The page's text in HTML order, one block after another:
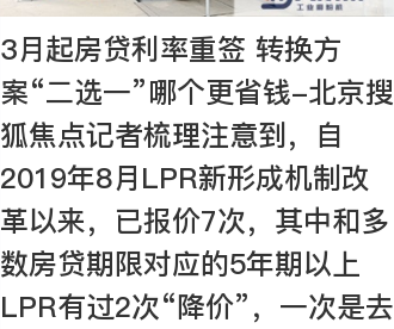
3月起房贷利率重签 转换方
案“二选一”哪个更省钱-北京搜
狐焦点记者梳理注意到，自
2019年8月LPR新形成机制改
革以来，已报价7次，其中和多
数房贷期限对应的5年期以上
LPR有过2次“降价”，一次是去